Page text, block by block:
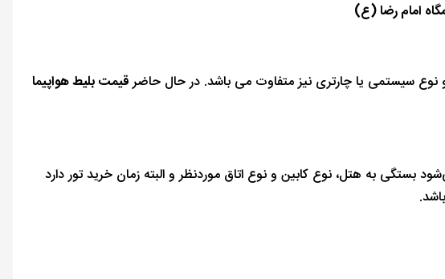
امام رضا (ع)
سیستمی یا چارتری نیز متفاوت می باشد. در حال حاضرقیمت بلیط هواپیما
‌بستگی به هتل، نوع کابین و نوع اتاق موردنظر و البته زمان خرید تور دارد